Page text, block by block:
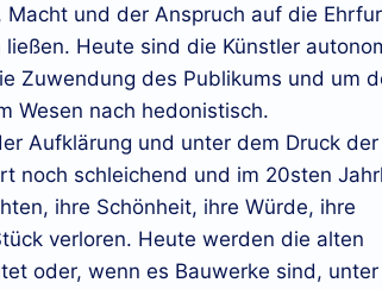
und der Anspruch auf die
Heute sind die Künstler
Zuwendung des Publikums und um
Wesen nach hedonistisch.
Aufklärung und unter dem Druck der
noch schleichend und im 20sten
ihre Schönheit, ihre Würde, ihre
verloren. Heute werden die alten
oder, wenn es Bauwerke sind, unter